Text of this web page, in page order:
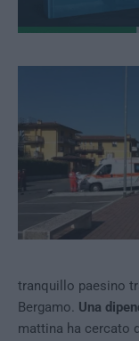
tranquillo paesino
Bergamo. Una
mattina ha cercato